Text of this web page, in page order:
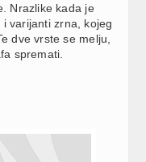
Nrazlike kada je
varijanti zrna, kojeg
dve vrste se melju,
spremati.